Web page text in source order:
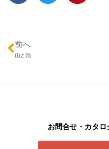
前へ
山と池
お問合せ・カタ